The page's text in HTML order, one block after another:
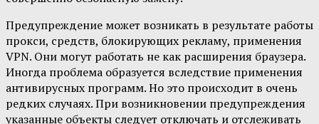
Предупреждение может возникать в результате работы
прокси, средств, блокирующих рекламу, применения
VPN. Они могут работать не как расширения браузера.
Иногда проблема образуется вследствие применения
антивирусных программ. Но это происходит в очень
редких случаях. При возникновении предупреждения
указанные объекты следует отключать и отслеживать